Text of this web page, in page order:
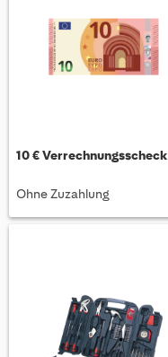
10 € Verrechnungsscheck
Ohne Zuzahlung